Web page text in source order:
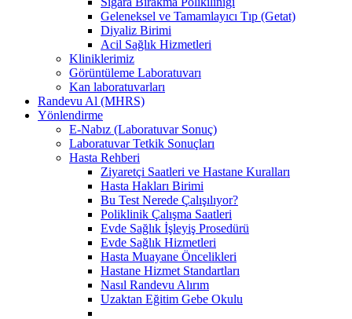
Geleneksel ve Tamamlayıcı Tıp (Getat)
Diyaliz Birimi
Acil Sağlık Hizmetleri
Kliniklerimiz
Görüntüleme Laboratuvarı
Kan laboratuvarları
Randevu Al (MHRS)
Yönlendirme
E-Nabız (Laboratuvar Sonuç)
Laboratuvar Tetkik Sonuçları
Hasta Rehberi
Ziyaretçi Saatleri ve Hastane Kuralları
Hasta Hakları Birimi
Bu Test Nerede Çalışılıyor?
Poliklinik Çalışma Saatleri
Evde Sağlık İşleyiş Prosedürü
Evde Sağlık Hizmetleri
Hasta Muayane Öncelikleri
Hastane Hizmet Standartları
Nasıl Randevu Alırım
Uzaktan Eğitim Gebe Okulu